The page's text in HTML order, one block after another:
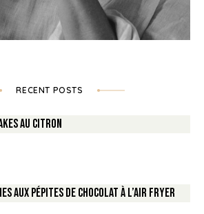
RECENT POSTS
au Citron
aux pépites de Chocolat à l’air fryer